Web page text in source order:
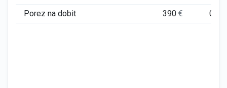
Porez na dobit
390€ 0